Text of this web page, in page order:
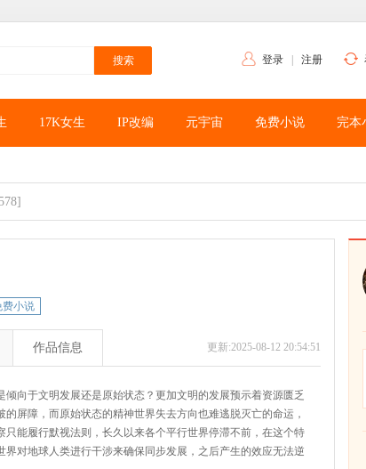
登录 注册
17K女生 IP改编 元宇宙 免费小说 完本
费小说
更新:2025-08-12 20:54:51
作品信息
倾向于文明发展还是原始状态？更加文明的发展预示着资源匮乏
的屏障，而原始状态的精神世界失去方向也难逃脱灭亡的命运，
只能履行默视法则，长久以来各个平行世界停滞不前，在这个特
界对地球人类进行干涉来确保同步发展，之后产生的效应无法逆